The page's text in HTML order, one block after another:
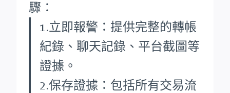
驟：
1.立即報警：提供完整的轉帳
紀錄、聊天記錄、平台截圖等
證據。
2.保存證據：包括所有交易流